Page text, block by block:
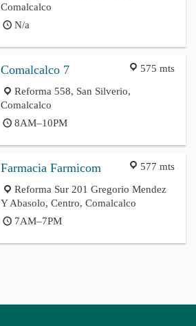
Comalcalco
N/a
575 mts
Comalcalco 7
Reforma 558, San Silverio,
Comalcalco
8AM–10PM
577 mts
Farmacia Farmicom
Reforma Sur 201 Gregorio Mendez
Y Abasolo, Centro, Comalcalco
7AM–7PM